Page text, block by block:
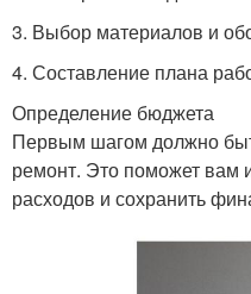
3. Выбор материалов и
4. Составление плана
Определение бюджета
Первым шагом должно
ремонт. Это поможет вам
расходов и сохранить